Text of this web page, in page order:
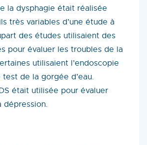
la dysphagie était réalisée
très variables d’une étude à
des études utilisaient des
pour évaluer les troubles de la
utilisaient l’endoscopie
test de la gorgée d’eau.
était utilisée pour évaluer
dépression.